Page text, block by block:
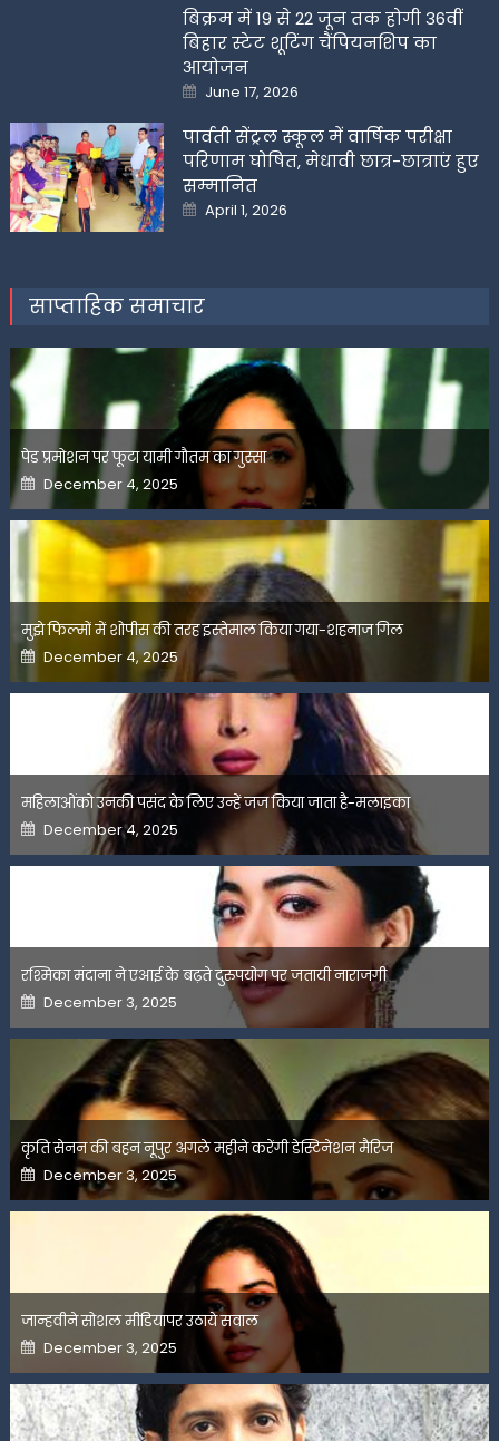
बिक्रम में 19 से 22 जून तक होगी 36वीं
बिहार स्टेट शूटिंग चैंपियनशिप का
आयोजन
Posted
on
June 17, 2026
पार्वती सेंट्रल स्कूल में वार्षिक परीक्षा
परिणाम घोषित, मेधावी छात्र-छात्राएं हुए
सम्मानित
Posted
on
April 1, 2026
साप्ताहिक समाचार
पेड प्रमोशन पर फूटा यामी गौतम का गुस्सा
Posted
on
December 4, 2025
मुझे फिल्मों में शोपीस की तरह इस्तेमाल किया गया-शहनाज गिल
Posted
on
December 4, 2025
महिलाओंको उनकी पसंद के लिए उन्हें जज किया जाता है-मलाइका
Posted
on
December 4, 2025
रश्मिका मंदाना ने एआई के बढ़ते दुरुपयोग पर जतायी नाराजगी
Posted
on
December 3, 2025
कृति सेनन की बहन नूपुर अगले महीने करेंगी डेस्टिनेशन मैरिज
Posted
on
December 3, 2025
जान्हवीने सोशल मीडियापर उठाये सवाल
Posted
on
December 3, 2025